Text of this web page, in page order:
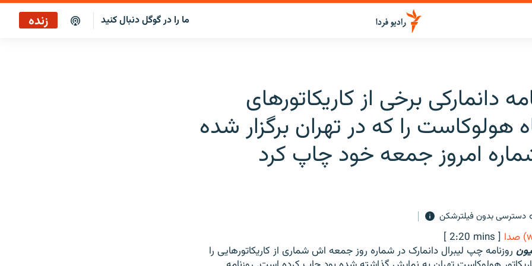
ما را در گوگل دنبال کنید زنده
دانمارکی برخی از کاریکاتورهای
هولوکاست را که در تهران برگزار شده
امروز جمعه خود چاپ کرد
دسترسی بدون فیلترشکن
[ 2:20 mins ]
روزنامه چپ لیبرال دانمارک در شماره روز جمعه اش شماری از کاریکاتورهایی را